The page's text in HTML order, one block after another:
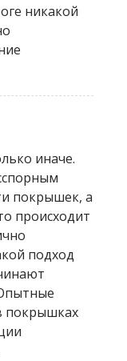
никакой
иначе.
покрышек, а
происходит
подход
покрышках